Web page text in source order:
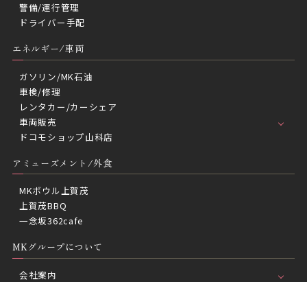
警備/運行管理
ドライバー手配
エネルギー/車両
ガソリン/MK石油
車検/修理
レンタカー/カーシェア
車両販売
ドコモショップ山科店
アミューズメント/外食
MKボウル上賀茂
上賀茂BBQ
一念坂362cafe
MKグループについて
会社案内